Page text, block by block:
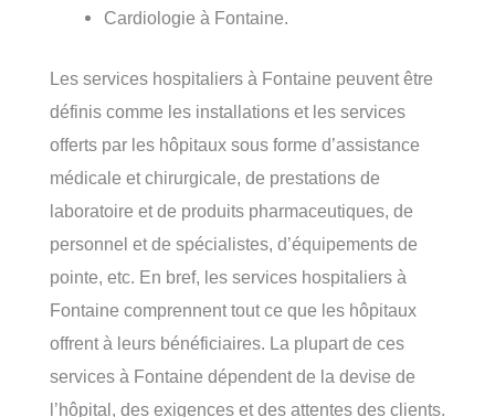
Cardiologie à Fontaine.
Les services hospitaliers à Fontaine peuvent être
définis comme les installations et les services
offerts par les hôpitaux sous forme d’assistance
médicale et chirurgicale, de prestations de
laboratoire et de produits pharmaceutiques, de
personnel et de spécialistes, d’équipements de
pointe, etc. En bref, les services hospitaliers à
Fontaine comprennent tout ce que les hôpitaux
offrent à leurs bénéficiaires. La plupart de ces
services à Fontaine dépendent de la devise de
l’hôpital, des exigences et des attentes des clients.